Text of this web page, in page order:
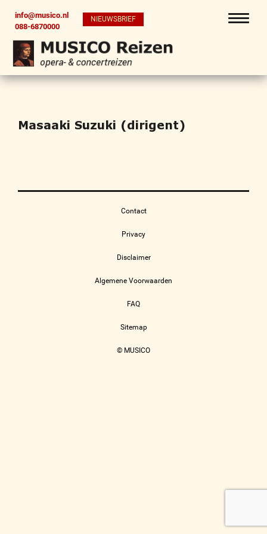
info@musico.nl
088-6870000
NIEUWSBRIEF
Masaaki Suzuki (dirigent)
Contact
Privacy
Disclaimer
Algemene Voorwaarden
FAQ
Sitemap
© MUSICO